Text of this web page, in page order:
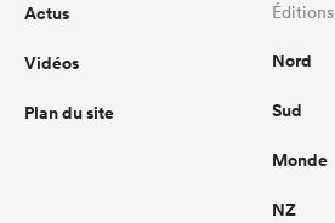
Actus
Vidéos
Plan du site
Éditions
Nord
Sud
Monde
NZ